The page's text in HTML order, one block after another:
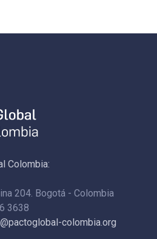
Colombia:
204. Bogotá - Colombia
3638
colombia.org